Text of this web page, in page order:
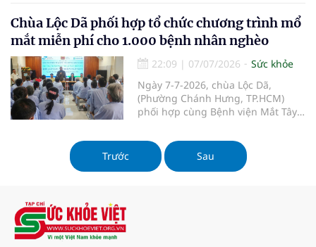
Chùa Lộc Dã phối hợp tổ chức chương trình mổ
mắt miễn phí cho 1.000 bệnh nhân nghèo
22:09 | 07/07/2026
Sức khỏe
Ngày 7-7-2026, chùa Lộc Dã,
(Phường Chánh Hưng, TP.HCM)
phối hợp cùng Bệnh viện Mắt Tây
Kinh doanh Nhà Khang Điền triển
khai chương trình phẫu thuật mắt
miễn phí cho 1.000 bệnh nhân có
Trước Sau